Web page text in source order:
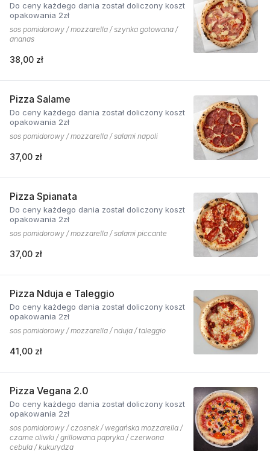
Do ceny każdego dania został doliczony koszt
opakowania 2zł
sos pomidorowy / mozzarella / szynka gotowana /
ananas
38,00 zł
Pizza Salame
Do ceny każdego dania został doliczony koszt
opakowania 2zł
sos pomidorowy / mozzarella / salami napoli
37,00 zł
Pizza Spianata
Do ceny każdego dania został doliczony koszt
opakowania 2zł
sos pomidorowy / mozzarella / salami piccante
37,00 zł
Pizza Nduja e Taleggio
Do ceny każdego dania został doliczony koszt
opakowania 2zł
sos pomidorowy / mozzarella / nduja / taleggio
41,00 zł
Pizza Vegana 2.0
Do ceny każdego dania został doliczony koszt
opakowania 2zł
sos pomidorowy / czosnek / wegańska mozzarella /
czarne oliwki / grillowana papryka / czerwona
cebula / kukurydza